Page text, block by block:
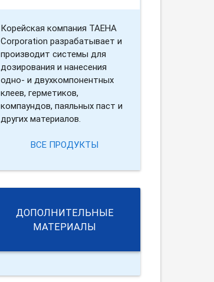
Корейская компания TAEHA
Corporation разрабатывает и
производит системы для
дозирования и нанесения
одно- и двухкомпонентных
клеев, герметиков,
компаундов, паяльных паст и
других материалов.
ВСЕ ПРОДУКТЫ
ДОПОЛНИТЕЛЬНЫЕ
МАТЕРИАЛЫ